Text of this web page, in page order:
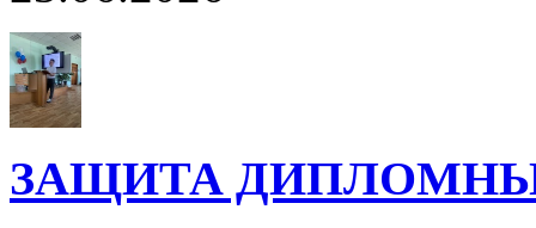
ЗАЩИТА